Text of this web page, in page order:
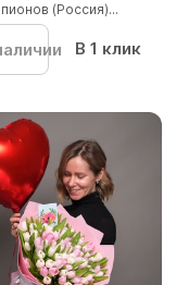
(Россия)...
В 1 клик